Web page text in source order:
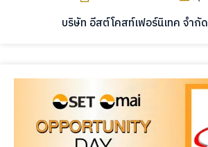
บริษัท อีสต์โคสท์เฟอร์นิเทค จำกั